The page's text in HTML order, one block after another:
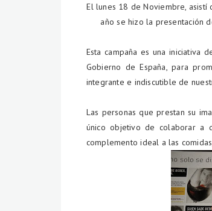
El lunes 18 de Noviembre,
año se hizo la presentación
Esta campaña es una iniciativa
Gobierno de España, para
integrante e indiscutible de
Las personas que prestan su
único objetivo de colaborar a
complemento ideal a las